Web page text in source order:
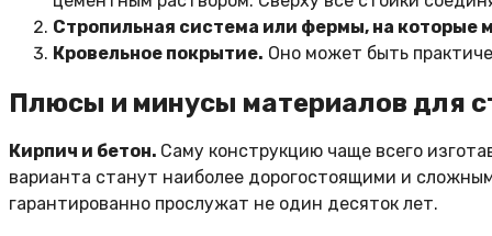
Стропильная система или фермы, на которые
Кровельное покрытие. Оно может быть
Плюсы и минусы материалов для
Кирпич и бетон. Саму конструкцию чаще всего
варианта станут наиболее дорогостоящими и
гарантированно прослужат не один десяток лет.